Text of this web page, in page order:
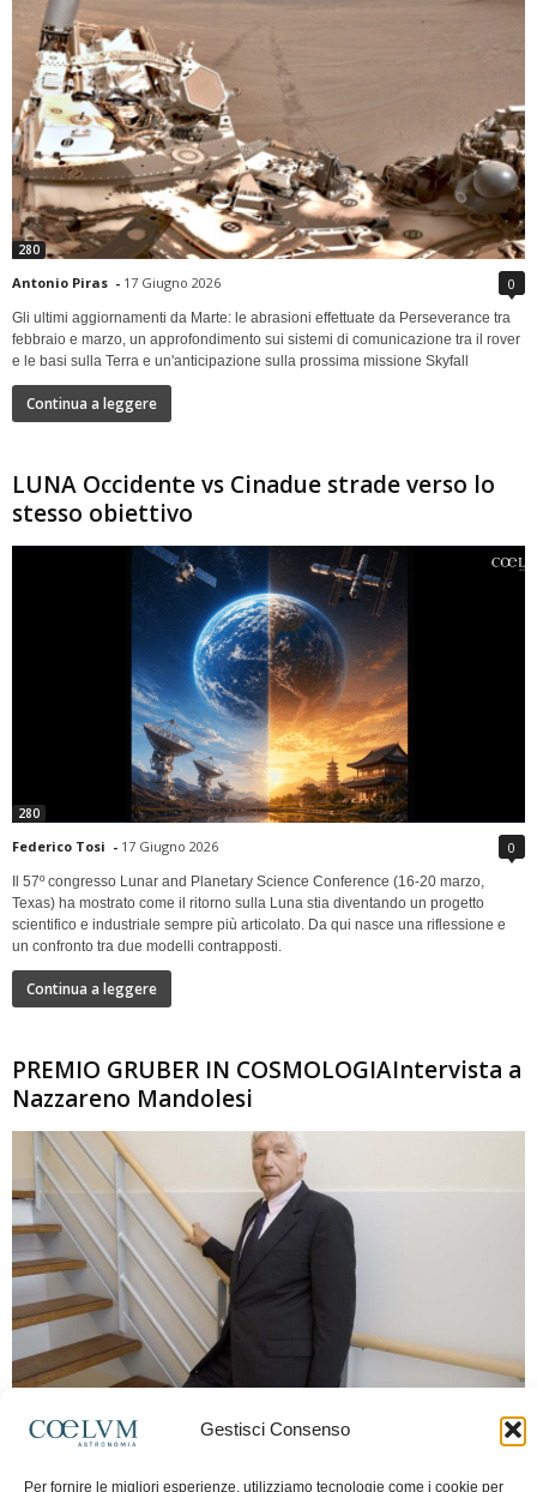
Gestisci Consenso
Per fornire le migliori esperienze, utilizziamo tecnologie come i cookie per
280
Antonio Piras - 17 Giugno 2026 0
Gli ultimi aggiornamenti da Marte: le abrasioni effettuate da Perseverance tra
febbraio e marzo, un approfondimento sui sistemi di comunicazione tra il rover
e le basi sulla Terra e un'anticipazione sulla prossima missione Skyfall
Continua a leggere
LUNA Occidente vs Cinadue strade verso lo
stesso obiettivo
280
Federico Tosi - 17 Giugno 2026 0
Il 57º congresso Lunar and Planetary Science Conference (16-20 marzo,
Texas) ha mostrato come il ritorno sulla Luna stia diventando un progetto
scientifico e industriale sempre più articolato. Da qui nasce una riflessione e
un confronto tra due modelli contrapposti.
Continua a leggere
PREMIO GRUBER IN COSMOLOGIAIntervista a
Nazzareno Mandolesi
Frida Paolella - 16 Giugno 2026 0
spaziale europea e della missione Planck. Il dialogo ripercorre i principali